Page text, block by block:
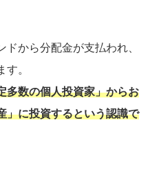
から分配金が支払われ、
。
多数の個人投資家」からお
」に投資するという認識で